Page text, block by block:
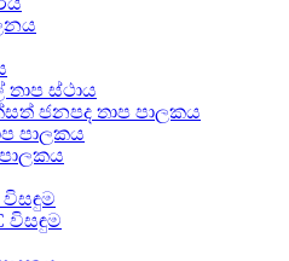
ස්ථාය
ජනපද තාප පාලකය
පාලකය
විසඳුම
විසඳුම